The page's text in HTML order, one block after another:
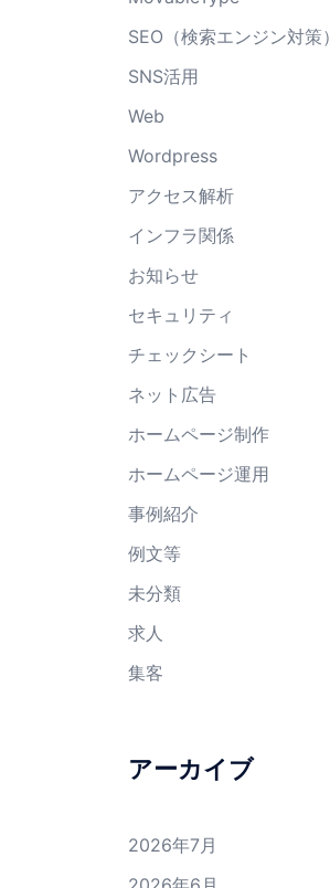
SEO（検索エンジン対策）
SNS活用
Web
Wordpress
アクセス解析
インフラ関係
お知らせ
セキュリティ
チェックシート
ネット広告
ホームページ制作
ホームページ運用
事例紹介
例文等
未分類
求人
集客
アーカイブ
2026年7月